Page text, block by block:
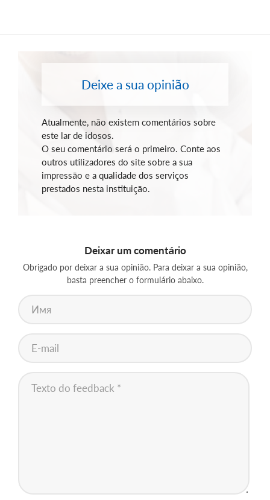
Deixe a sua opinião
Atualmente, não existem comentários sobre
este lar de idosos.
O seu comentário será o primeiro. Conte aos
outros utilizadores do site sobre a sua
impressão e a qualidade dos serviços
prestados nesta instituição.
Deixar um comentário
Obrigado por deixar a sua opinião. Para deixar a sua opinião,
basta preencher o formulário abaixo.